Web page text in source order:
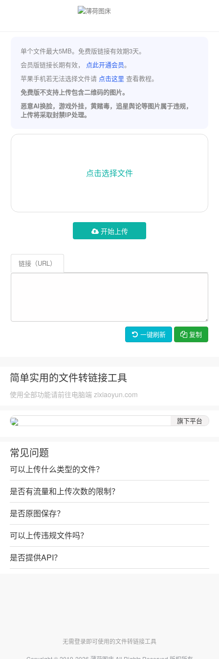
单个文件最大5MB。免费版链接有效期3天。
会员版链接长期有效， 点此开通会员。
苹果手机若无法选择文件请 点击这里 查看教程。
免费版不支持上传包含二维码的图片。
恶意AI换脸，游戏外挂，黄赌毒，追星舆论等图片属于违规，
上传将采取封禁IP处理。
开始上传
链接（URL）
一键刷新 复制
简单实用的文件转链接工具
使用全部功能请前往电脑端 zixiaoyun.com
旗下平台
常见问题
可以上传什么类型的文件？
是否有流量和上传次数的限制？
是否原图保存？
可以上传违规文件吗？
是否提供API？
无需登录即可使用的文件转链接工具